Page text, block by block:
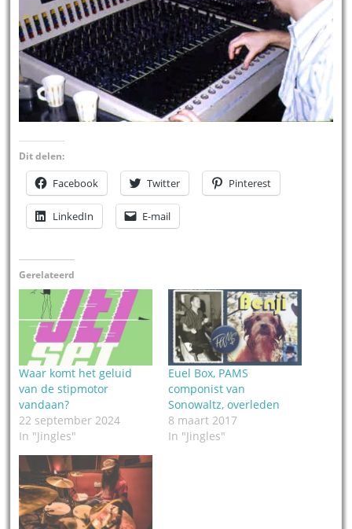
Dit delen:
Facebook Twitter Pinterest
LinkedIn E-mail
Gerelateerd
Waar komt het geluid
van de stipmotor
vandaan?
22 september 2024
In "Jingles"
Euel Box, PAMS
componist van
Sonowaltz, overleden
8 maart 2017
In "Jingles"